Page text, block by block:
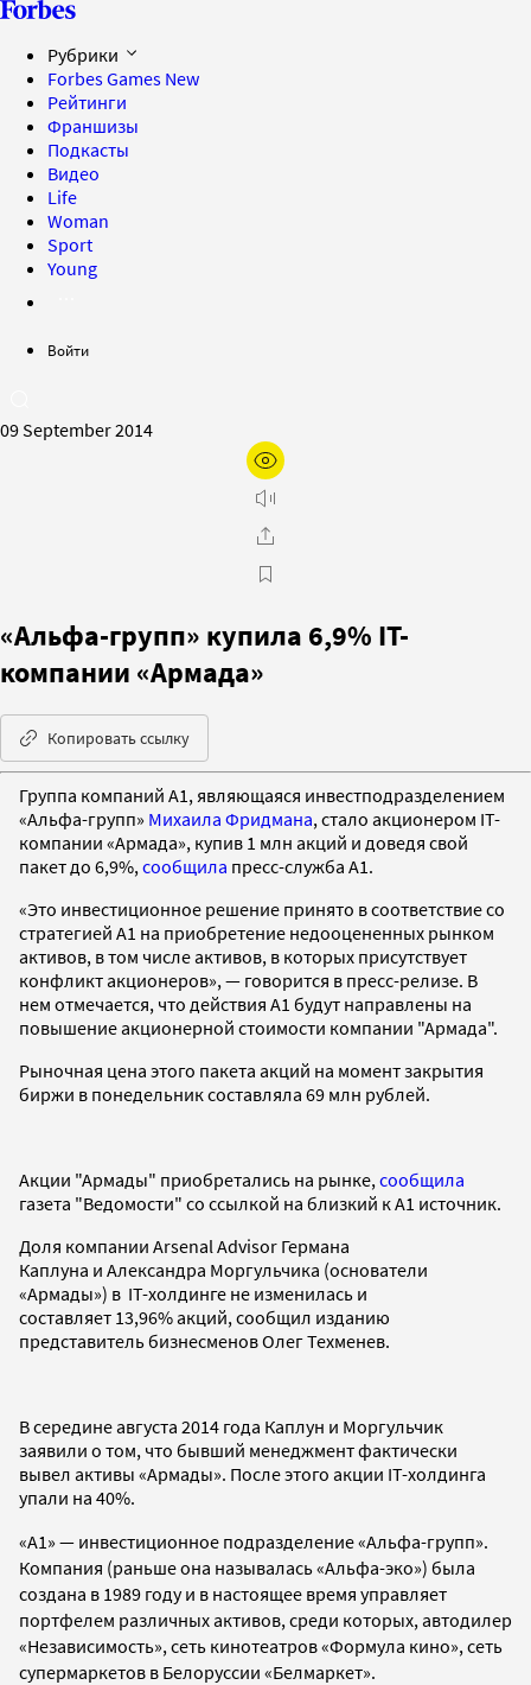
Рубрики
Forbes Games New
Рейтинги
Франшизы
Подкасты
Видео
Life
Woman
Sport
Young
Войти
09 September 2014
«Альфа-групп» купила 6,9% IT-
компании «Армада»
Копировать ссылку
Группа компаний А1, являющаяся инвестподразделением
«Альфа-групп» Михаила Фридмана, стало акционером IT-
компании «Армада», купив 1 млн акций и доведя свой
пакет до 6,9%, сообщила пресс-служба А1.
«Это инвестиционное решение принято в соответствие со
стратегией А1 на приобретение недооцененных рынком
активов, в том числе активов, в которых присутствует
конфликт акционеров», — говорится в пресс-релизе. В
нем отмечается, что действия А1 будут направлены на
повышение акционерной стоимости компании "Армада".
Рыночная цена этого пакета акций на момент закрытия
биржи в понедельник составляла 69 млн рублей.
Акции "Армады" приобретались на рынке, сообщила
газета "Ведомости" со ссылкой на близкий к А1 источник.
Доля компании Arsenal Advisor Германа
Каплуна и Александра Моргульчика (основатели
«Армады») в IT-холдинге не изменилась и
составляет 13,96% акций, сообщил изданию
представитель бизнесменов Олег Техменев.
В середине августа 2014 года Каплун и Моргульчик
заявили о том, что бывший менеджмент фактически
вывел активы «Армады». После этого акции IT-холдинга
упали на 40%.
«А1» — инвестиционное подразделение «Альфа-групп».
Компания (раньше она называлась «Альфа-эко») была
создана в 1989 году и в настоящее время управляет
портфелем различных активов, среди которых, автодилер
«Независимость», сеть кинотеатров «Формула кино», сеть
супермаркетов в Белоруссии «Белмаркет».